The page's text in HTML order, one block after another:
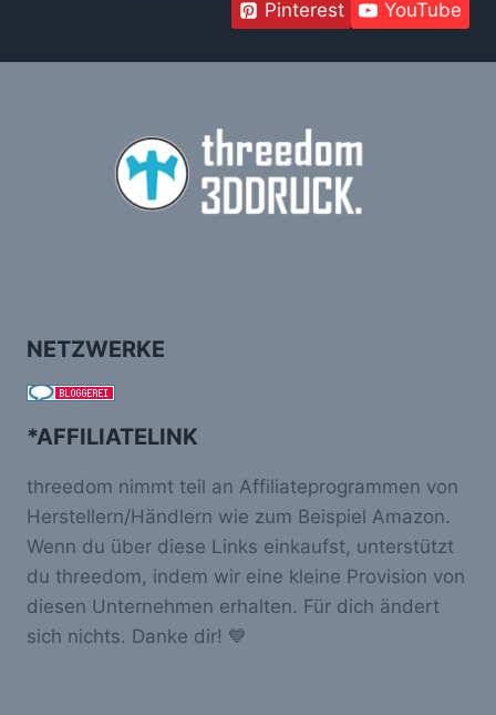
Pinterest
YouTube
NETZWERKE
*AFFILIATELINK
threedom nimmt teil an Affiliateprogrammen von
Herstellern/Händlern wie zum Beispiel Amazon.
Wenn du über diese Links einkaufst, unterstützt
du threedom, indem wir eine kleine Provision von
diesen Unternehmen erhalten. Für dich ändert
sich nichts. Danke dir! 💙